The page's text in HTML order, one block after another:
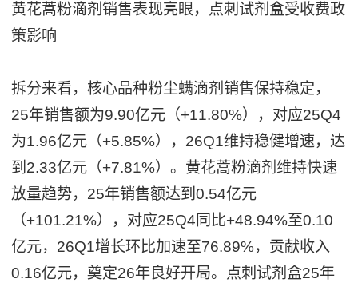
黄花蒿粉滴剂销售表现亮眼，点刺试剂盒受收费政
策影响
拆分来看，核心品种粉尘螨滴剂销售保持稳定，
25年销售额为9.90亿元（+11.80%），对应25Q4
为1.96亿元（+5.85%），26Q1维持稳健增速，达
到2.33亿元（+7.81%）。黄花蒿粉滴剂维持快速
放量趋势，25年销售额达到0.54亿元
（+101.21%），对应25Q4同比+48.94%至0.10
亿元，26Q1增长环比加速至76.89%，贡献收入
0.16亿元，奠定26年良好开局。点刺试剂盒25年